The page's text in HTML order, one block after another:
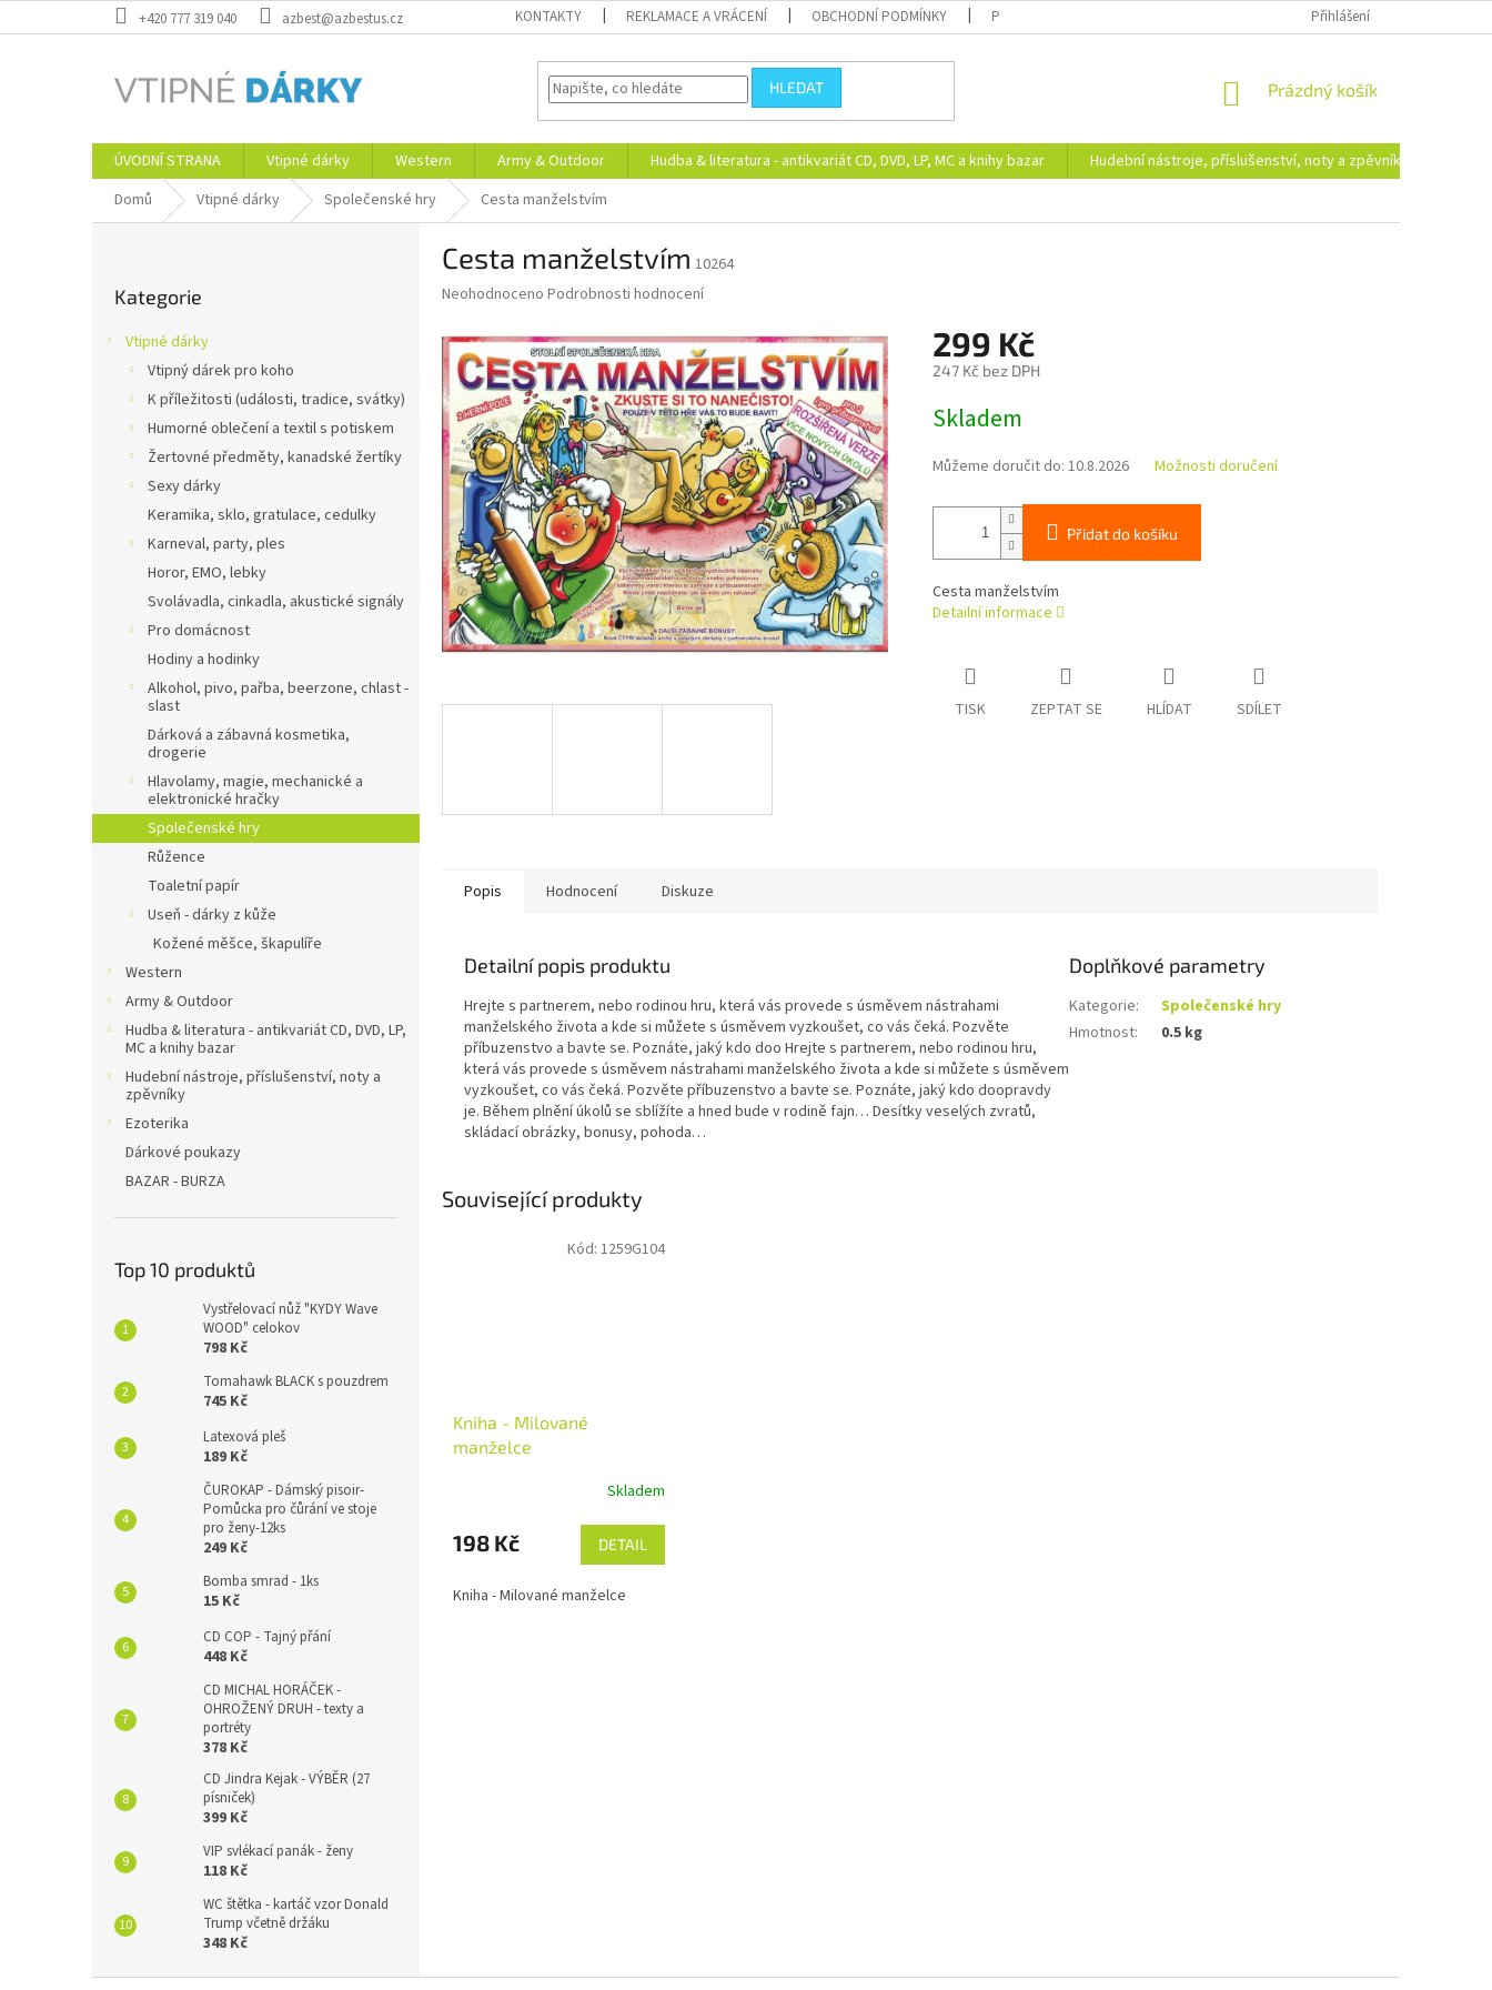
na
+420 777 319 040 azbest@azbestus.cz KONTAKTY REKLAMACE A VRÁCENÍ OBCHODNÍ PODMÍNKY PODMÍNKY OCHRANY OSOBNÍCH ÚDAJŮ DOPRAVA A PLATBA
Přihlášení
HLEDAT
NÁKUPNÍ
Prázdný košík
ÚVODNÍ STRANA Vtipné dárky Western Army & Outdoor Hudba & literatura - antikvariát CD, DVD, LP, MC a knihy bazar Hudební nástroje, příslušenství, noty a zpěvníky
Domů
Vtipné dárky Společenské hry Cesta manželstvím
kategorie
Kategorie
Vtipné dárky
Vtipný dárek pro koho
K příležitosti (události, tradice, svátky)
Humorné oblečení a textil s potiskem
Žertovné předměty, kanadské žertíky
Sexy dárky
Keramika, sklo, gratulace, cedulky
Karneval, party, ples
Horor, EMO, lebky
Svolávadla, cinkadla, akustické signály
Pro domácnost
Hodiny a hodinky
Alkohol, pivo, pařba, beerzone, chlast -
slast
Dárková a zábavná kosmetika,
drogerie
Hlavolamy, magie, mechanické a
elektronické hračky
Společenské hry
Růžence
Toaletní papír
Useň - dárky z kůže
Kožené měšce, škapulíře
Western
Army & Outdoor
Hudba & literatura - antikvariát CD, DVD, LP,
MC a knihy bazar
Hudební nástroje, příslušenství, noty a
zpěvníky
Ezoterika
Dárkové poukazy
BAZAR - BURZA
Top 10 produktů
Vystřelovací nůž "KYDY Wave
WOOD" celokov
798 Kč
Tomahawk BLACK s pouzdrem
745 Kč
Latexová pleš
189 Kč
ČUROKAP - Dámský pisoir-
Pomůcka pro čůrání ve stoje
pro ženy-12ks
249 Kč
Bomba smrad - 1ks
15 Kč
CD COP - Tajný přání
448 Kč
CD MICHAL HORÁČEK -
OHROŽENÝ DRUH - texty a
portréty
378 Kč
CD Jindra Kejak - VÝBĚR (27
písniček)
399 Kč
VIP svlékací panák - ženy
118 Kč
WC štětka - kartáč vzor Donald
Trump včetně držáku
348 Kč
Cesta manželstvím 10264
Průměrné
produktu
je
0,0
z
5
hvězdiček.
Neohodnoceno Podrobnosti hodnocení
299 Kč
247 Kč bez DPH
cena:
Skladem
Můžeme doručit do: 10.8.2026 Možnosti doručení
Přidat do košíku
Cesta manželstvím
Detailní informace
TISK ZEPTAT SE HLÍDAT SDÍLET
Popis Hodnocení Diskuze
Detailní popis produktu
Hrejte s partnerem, nebo rodinou hru, která vás provede s úsměvem nástrahami
manželského života a kde si můžete s úsměvem vyzkoušet, co vás čeká. Pozvěte
příbuzenstvo a bavte se. Poznáte, jaký kdo doo Hrejte s partnerem, nebo rodinou hru,
která vás provede s úsměvem nástrahami manželského života a kde si můžete s úsměvem
vyzkoušet, co vás čeká. Pozvěte příbuzenstvo a bavte se. Poznáte, jaký kdo doopravdy
je. Během plnění úkolů se sblížíte a hned bude v rodině fajn… Desítky veselých zvratů,
skládací obrázky, bonusy, pohoda…
Doplňkové parametry
Kategorie:
Společenské hry
Hmotnost: 0.5 kg
Související produkty
Kniha - Milované
manželce
Skladem
198 Kč DETAIL
Kniha - Milované manželce
Kód: 1259G104